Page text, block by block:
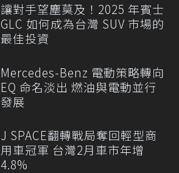
讓對手望塵莫及！2025 年賓士
GLC 如何成為台灣 SUV 市場的
最佳投資
Mercedes-Benz 電動策略轉向
EQ 命名淡出 燃油與電動並行
發展
J SPACE翻轉戰局奪回輕型商
用車冠軍 台灣2月車市年增
4.8%